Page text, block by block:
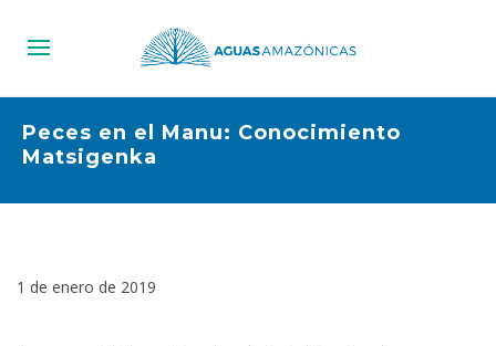
Peces en el Manu: Conocimiento
Matsigenka
1 de enero de 2019